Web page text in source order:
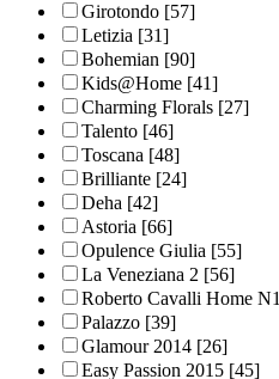
Girotondo [57]
Letizia [31]
Bohemian [90]
Kids@Home [41]
Charming Florals [27]
Talento [46]
Toscana [48]
Brilliante [24]
Deha [42]
Astoria [66]
Opulence Giulia [55]
La Veneziana 2 [56]
Roberto Cavalli Home N1
Palazzo [39]
Glamour 2014 [26]
Easy Passion 2015 [45]